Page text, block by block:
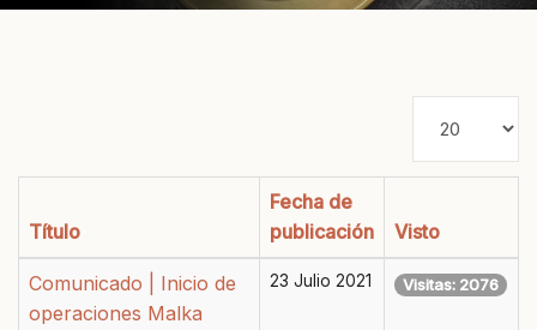
mostrar
Título
Fecha de
publicación
Visto
Comunicado | Inicio de
operaciones Malka
23 Julio 2021 Visitas: 2076